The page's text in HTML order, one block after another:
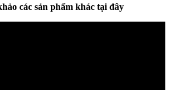
các sản phẩm khác tại đây